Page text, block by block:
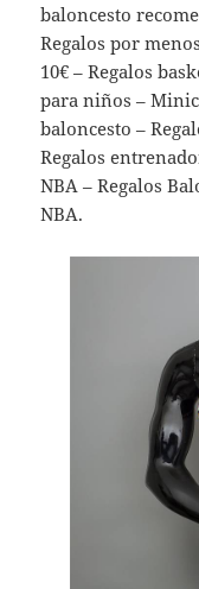
baloncesto
Regalos por
10€ – Regalos
para niños –
baloncesto –
Regalos
NBA – Regalos
NBA.